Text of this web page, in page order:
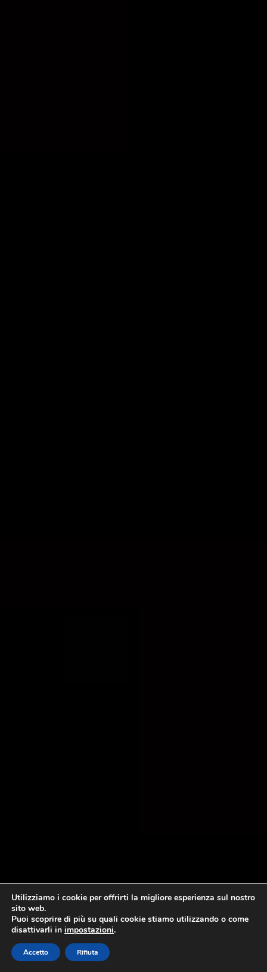
Utilizziamo i cookie per offrirti la migliore esperienza sul nostro
sito web.
Puoi scoprire di più su quali cookie stiamo utilizzando o come
disattivarli in impostazioni.
Accetto Rifiuta